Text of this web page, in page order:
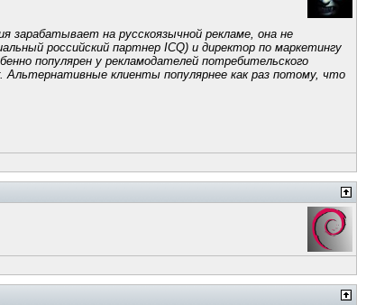
зарабатывает на русскоязычной рекламе, она не
российский партнер ICQ) и директор по маркетингу
популярен у рекламодателей потребительского
клиенты популярнее как раз потому, что